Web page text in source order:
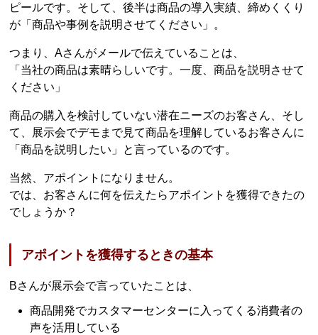
ピールです。そして、後半は商品の導入実績、締めくくり
が「商品や事例を説明させてください」。
つまり、Aさんがメールで伝えていることは、
「当社の商品は素晴らしいです。一度、商品を説明させて
ください」
商品の購入を検討していない潜在ニーズのお客さん、そし
て、展示会でデモまで見て商品を理解しているお客さんに
「商品を説明したい」と言っているのです。
当然、アポイントになりません。
では、お客さんに何を伝えたらアポイントを獲得できたの
でしょうか？
アポイントを獲得するときの基本
Bさんが展示会で言っていたことは、
商品開発でカスタマーセンターに入ってくる消費者の
声を活用している